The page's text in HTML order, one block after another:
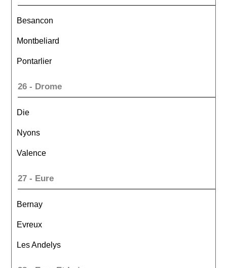
Besancon
Montbeliard
Pontarlier
26 - Drome
Die
Nyons
Valence
27 - Eure
Bernay
Evreux
Les Andelys